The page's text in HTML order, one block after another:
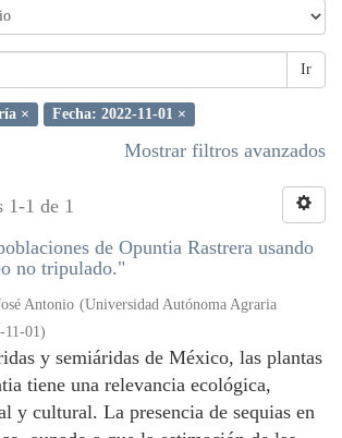
Ir
× Fecha: 2022-11-01 ×
Mostrar filtros avanzados
1-1 de 1
de Opuntia Rastrera usando
no tripulado."
Antonio (Universidad Autónoma Agraria
11-01)
y semiáridas de México, las plantas
tiene una relevancia ecológica,
y cultural. La presencia de sequias en